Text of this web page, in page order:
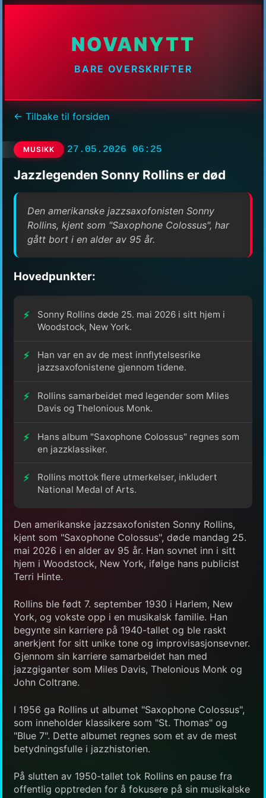
NOVANYTT
BARE OVERSKRIFTER
← Tilbake til forsiden
MUSIKK 27.05.2026 06:25
Jazzlegenden Sonny Rollins er død
Den amerikanske jazzsaxofonisten Sonny
Rollins, kjent som "Saxophone Colossus", har
gått bort i en alder av 95 år.
Hovedpunkter:
Sonny Rollins døde 25. mai 2026 i sitt hjem i
Woodstock, New York.
Han var en av de mest innflytelsesrike
jazzsaxofonistene gjennom tidene.
Rollins samarbeidet med legender som Miles
Davis og Thelonious Monk.
Hans album "Saxophone Colossus" regnes som
en jazzklassiker.
Rollins mottok flere utmerkelser, inkludert
National Medal of Arts.
Den amerikanske jazzsaxofonisten Sonny Rollins,
kjent som "Saxophone Colossus", døde mandag 25.
mai 2026 i en alder av 95 år. Han sovnet inn i sitt
hjem i Woodstock, New York, ifølge hans publicist
Terri Hinte.
Rollins ble født 7. september 1930 i Harlem, New
York, og vokste opp i en musikalsk familie. Han
begynte sin karriere på 1940-tallet og ble raskt
anerkjent for sitt unike tone og improvisasjonsevner.
Gjennom sin karriere samarbeidet han med
jazzgiganter som Miles Davis, Thelonious Monk og
John Coltrane.
I 1956 ga Rollins ut albumet "Saxophone Colossus",
som inneholder klassikere som "St. Thomas" og
"Blue 7". Dette albumet regnes som et av de mest
betydningsfulle i jazzhistorien.
På slutten av 1950-tallet tok Rollins en pause fra
offentlig opptreden for å fokusere på sin musikalske